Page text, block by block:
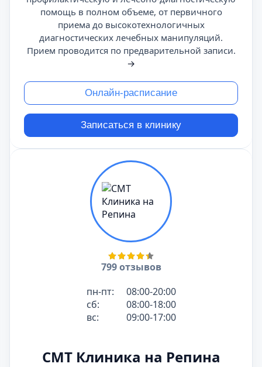
помощь в полном объеме, от первичного
приема до высокотехнологичных
диагностических лечебных манипуляций.
Прием проводится по предварительной записи.
→
Онлайн-расписание
Записаться в клинику
799 отзывов
пн-пт:
08:00-20:00
сб:
08:00-18:00
вс:
09:00-17:00
СМТ Клиника на Репина